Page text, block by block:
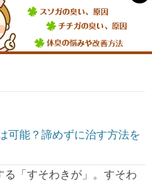
可能？諦めずに治す方法を
「すそわきが」。すそわ